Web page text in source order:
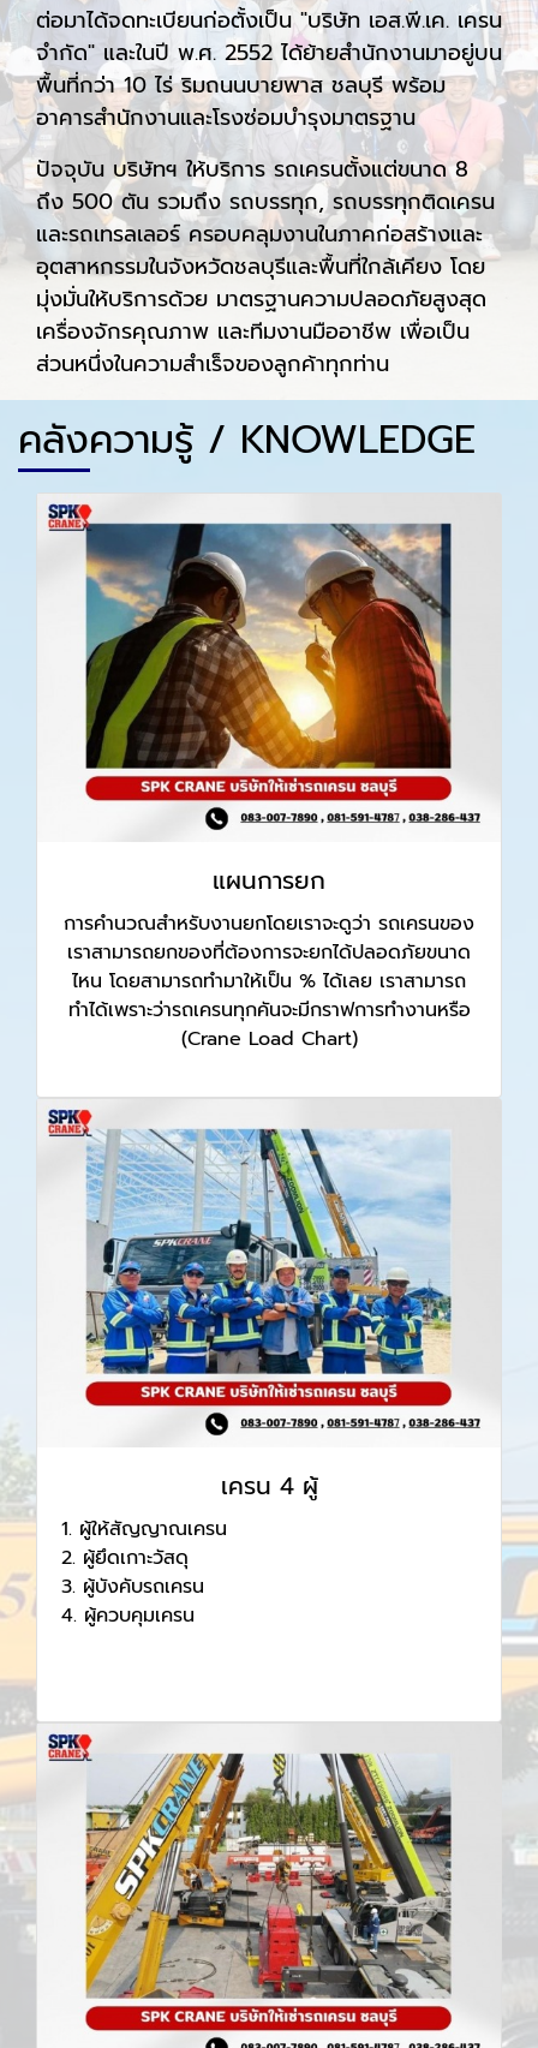
ต่อมาได้จดทะเบียนก่อตั้งเป็น "บริษัท เอส.พี.เค. เครน
จำกัด" และในปี พ.ศ. 2552 ได้ย้ายสำนักงานมาอยู่บน
พื้นที่กว่า 10 ไร่ ริมถนนบายพาส ชลบุรี พร้อม
อาคารสำนักงานและโรงซ่อมบำรุงมาตรฐาน
ปัจจุบัน บริษัทฯ ให้บริการ รถเครนตั้งแต่ขนาด 8
ถึง 500 ตัน รวมถึง รถบรรทุก, รถบรรทุกติดเครน
และรถเทรลเลอร์ ครอบคลุมงานในภาคก่อสร้างและ
อุตสาหกรรมในจังหวัดชลบุรีและพื้นที่ใกล้เคียง โดย
มุ่งมั่นให้บริการด้วย มาตรฐานความปลอดภัยสูงสุด
เครื่องจักรคุณภาพ และทีมงานมืออาชีพ เพื่อเป็น
ส่วนหนึ่งในความสำเร็จของลูกค้าทุกท่าน
คลังความรู้ / KNOWLEDGE
แผนการยก
การคำนวณสำหรับงานยกโดยเราจะดูว่า รถเครนของ
เราสามารถยกของที่ต้องการจะยกได้ปลอดภัยขนาด
ไหน โดยสามารถทำมาให้เป็น % ได้เลย เราสามารถ
ทำได้เพราะว่ารถเครนทุกคันจะมีกราฟการทำงานหรือ
(Crane Load Chart)
เครน 4 ผู้
1. ผู้ให้สัญญาณเครน
2. ผู้ยึดเกาะวัสดุ
3. ผู้บังคับรถเครน
4. ผู้ควบคุมเครน